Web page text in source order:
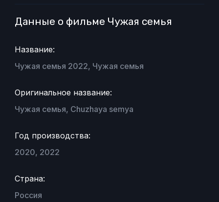
Данные о фильме Чужая семья
Название:
Чужая семья 2022, Чужая семья
Оригинальное название:
Чужая семья, Chuzhaya semya
Год производства:
2020, 2022
Страна:
Россия